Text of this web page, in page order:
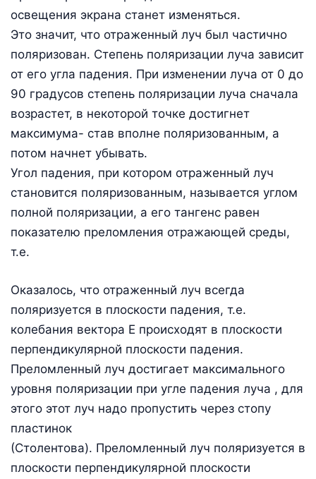
освещения экрана станет изменяться.
Это значит, что отраженный луч был частично
поляризован. Степень поляризации луча зависит
от его угла падения. При изменении луча от 0 до
90 градусов степень поляризации луча сначала
возрастет, в некоторой точке достигнет
максимума- став вполне поляризованным, а
потом начнет убывать.
Угол падения, при котором отраженный луч
становится поляризованным, называется углом
полной поляризации, а его тангенс равен
показателю преломления отражающей среды,
т.е.
Оказалось, что отраженный луч всегда
поляризуется в плоскости падения, т.е.
колебания вектора Е происходят в плоскости
перпендикулярной плоскости падения.
Преломленный луч достигает максимального
уровня поляризации при угле падения луча , для
этого этот луч надо пропустить через стопу
пластинок
(Столентова). Преломленный луч поляризуется в
плоскости перпендикулярной плоскости